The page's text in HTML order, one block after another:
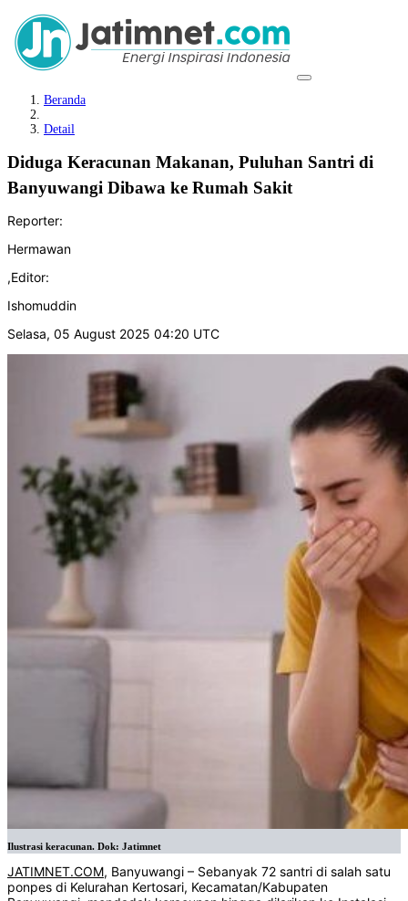
Beranda
Detail
Diduga Keracunan Makanan, Puluhan Santri di
Banyuwangi Dibawa ke Rumah Sakit
Reporter:
Hermawan
,Editor:
Ishomuddin
Selasa, 05 August 2025 04:20 UTC
Ilustrasi keracunan. Dok: Jatimnet
JATIMNET.COM, Banyuwangi – Sebanyak 72 santri di salah satu
ponpes di Kelurahan Kertosari, Kecamatan/Kabupaten